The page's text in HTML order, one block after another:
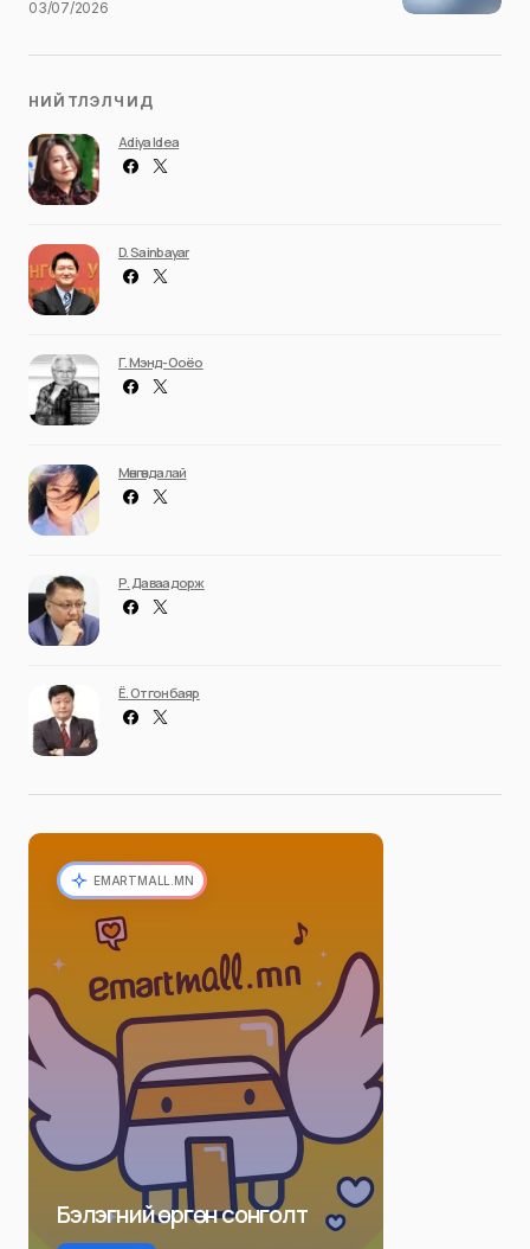
03/07/2026
НИЙТЛЭЛЧИД
Adiya Idea
D. Sainbayar
Г. Мэнд-Ооёо
Мөнгөндалай
Р. Даваадорж
Ё. Отгонбаяр
EMARTMALL.MN
Бэлэгний өргөн сонголт